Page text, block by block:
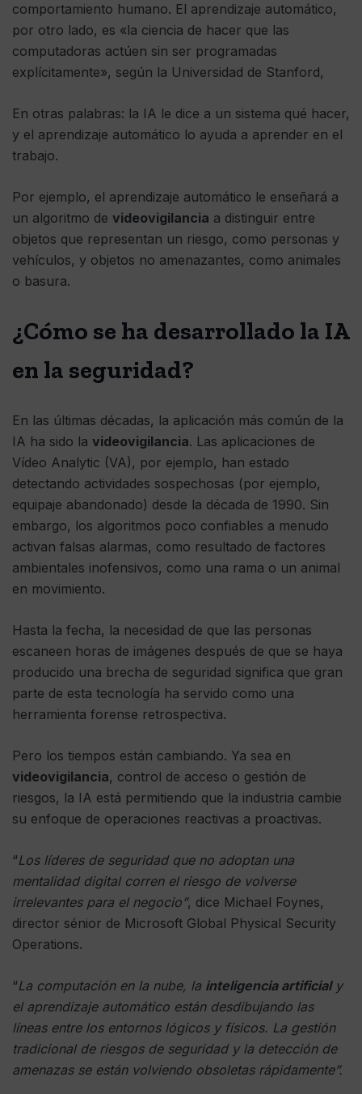
comportamiento humano. El aprendizaje automático,
por otro lado, es «la ciencia de hacer que las
computadoras actúen sin ser programadas
explícitamente», según la Universidad de Stanford,
En otras palabras: la IA le dice a un sistema qué hacer,
y el aprendizaje automático lo ayuda a aprender en el
trabajo.
Por ejemplo, el aprendizaje automático le enseñará a
un algoritmo de videovigilancia a distinguir entre
objetos que representan un riesgo, como personas y
vehículos, y objetos no amenazantes, como animales
o basura.
¿Cómo se ha desarrollado la IA
en la seguridad?
En las últimas décadas, la aplicación más común de la
IA ha sido la videovigilancia. Las aplicaciones de
Vídeo Analytic (VA), por ejemplo, han estado
detectando actividades sospechosas (por ejemplo,
equipaje abandonado) desde la década de 1990. Sin
embargo, los algoritmos poco confiables a menudo
activan falsas alarmas, como resultado de factores
ambientales inofensivos, como una rama o un animal
en movimiento.
Hasta la fecha, la necesidad de que las personas
escaneen horas de imágenes después de que se haya
producido una brecha de seguridad significa que gran
parte de esta tecnología ha servido como una
herramienta forense retrospectiva.
Pero los tiempos están cambiando. Ya sea en
videovigilancia, control de acceso o gestión de
riesgos, la IA está permitiendo que la industria cambie
su enfoque de operaciones reactivas a proactivas.
“Los líderes de seguridad que no adoptan una
mentalidad digital corren el riesgo de volverse
irrelevantes para el negocio”, dice Michael Foynes,
director sénior de Microsoft Global Physical Security
Operations.
“La computación en la nube, la inteligencia artificialy
el aprendizaje automático están desdibujando las
líneas entre los entornos lógicos y físicos. La gestión
tradicional de riesgos de seguridad y la detección de
amenazas se están volviendo obsoletas rápidamente”.